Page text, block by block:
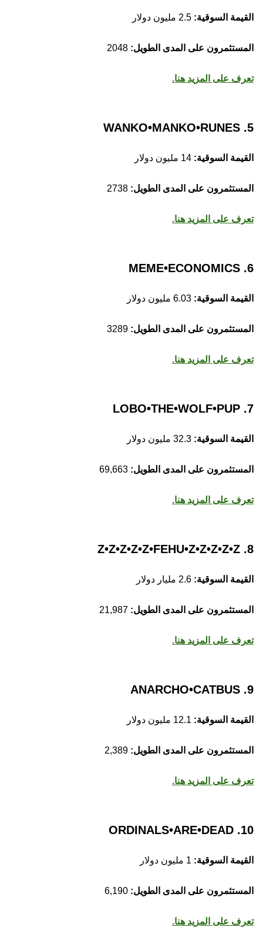
القيمة السوقية:
المستثمرون على المدى الطويل:
تعرف على المزيد هنا.
5. WANKO•MANKO•RUNES
القيمة السوقية:
المستثمرون على المدى الطويل:
تعرف على المزيد هنا.
6. MEME•ECONOMICS
القيمة السوقية:
المستثمرون على المدى الطويل:
تعرف على المزيد هنا.
7. LOBO•THE•WOLF•PUP
القيمة السوقية:
المستثمرون على المدى الطويل:
تعرف على المزيد هنا.
8. Z•Z•Z•Z•Z•FEHU•Z•Z•Z•Z•Z
القيمة السوقية:
المستثمرون على المدى الطويل:
تعرف على المزيد هنا.
9. ANARCHO•CATBUS
القيمة السوقية:
المستثمرون على المدى الطويل:
تعرف على المزيد هنا.
10. ORDINALS•ARE•DEAD
القيمة السوقية:
المستثمرون على المدى الطويل:
تعرف على المزيد هنا.